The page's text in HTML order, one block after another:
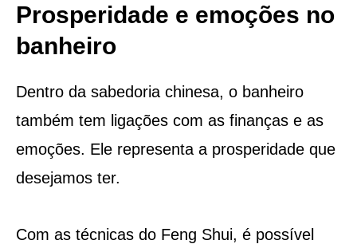
Prosperidade e emoções no
banheiro
Dentro da sabedoria chinesa, o banheiro
também tem ligações com as finanças e as
emoções. Ele representa a prosperidade que
desejamos ter.
Com as técnicas do Feng Shui, é possível